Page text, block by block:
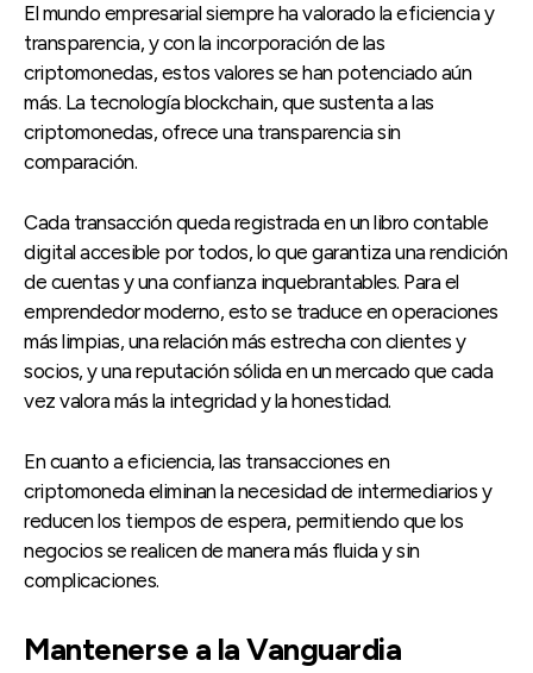
El mundo empresarial siempre ha valorado la eficiencia y
transparencia, y con la incorporación de las
criptomonedas, estos valores se han potenciado aún
más. La tecnología blockchain, que sustenta a las
criptomonedas, ofrece una transparencia sin
comparación.
Cada transacción queda registrada en un libro contable
digital accesible por todos, lo que garantiza una rendición
de cuentas y una confianza inquebrantables. Para el
emprendedor moderno, esto se traduce en operaciones
más limpias, una relación más estrecha con clientes y
socios, y una reputación sólida en un mercado que cada
vez valora más la integridad y la honestidad.
En cuanto a eficiencia, las transacciones en
criptomoneda eliminan la necesidad de intermediarios y
reducen los tiempos de espera, permitiendo que los
negocios se realicen de manera más fluida y sin
complicaciones.
Mantenerse a la Vanguardia